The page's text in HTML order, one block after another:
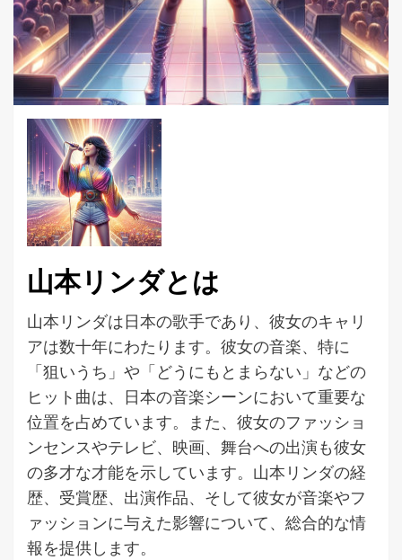
山本リンダとは
山本リンダは日本の歌手であり、彼女のキャリ
アは数十年にわたります。彼女の音楽、特に
「狙いうち」や「どうにもとまらない」などの
ヒット曲は、日本の音楽シーンにおいて重要な
位置を占めています。また、彼女のファッショ
ンセンスやテレビ、映画、舞台への出演も彼女
の多才な才能を示しています。山本リンダの経
歴、受賞歴、出演作品、そして彼女が音楽やフ
ァッションに与えた影響について、総合的な情
報を提供します。